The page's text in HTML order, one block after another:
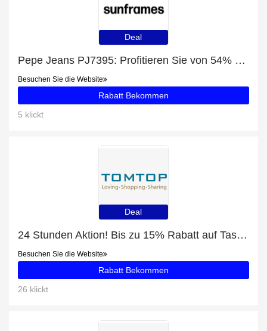
Deal
Pepe Jeans PJ7395: Profitieren Sie von 54% Rabatt auf Ihren Einkauf
Besuchen Sie die Website
Rabatt Bekommen
5 klickt
Deal
24 Stunden Aktion! Bis zu 15% Rabatt auf Taschenlampe
Besuchen Sie die Website
Rabatt Bekommen
26 klickt